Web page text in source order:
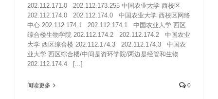
202.112.171.0 202.112.173.255 中国农业大学 西校区
202.112.174.0 202.112.174.0 中国农业大学 西校区网络
中心 202.112.174.1 202.112.174.1 中国农业大学 西区
综合楼生物学院 202.112.174.2 202.112.174.2 中国农业
大学 西区综合楼 202.112.174.3 202.112.174.3 中国农
业大学 西区综合楼/中间是资环学院/两边是经管和生物
202.112.174.4 [...]
阅读更多 0